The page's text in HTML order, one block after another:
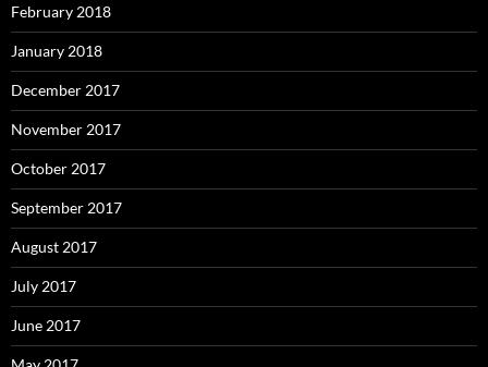
February 2018
January 2018
December 2017
November 2017
October 2017
September 2017
August 2017
July 2017
June 2017